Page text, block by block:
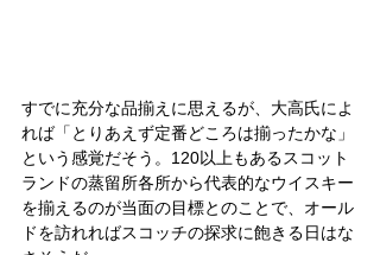
すでに充分な品揃えに思えるが、大高氏によ
れば「とりあえず定番どころは揃ったかな」
という感覚だそう。120以上もあるスコット
ランドの蒸留所各所から代表的なウイスキー
を揃えるのが当面の目標とのことで、オール
ドを訪れればスコッチの探求に飽きる日はな